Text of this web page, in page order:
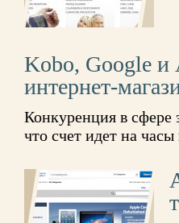
Kobo, Google и
интернет-
Конкуренция в сфере
что счет идет на